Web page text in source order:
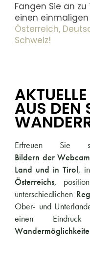
Fangen Sie an
einen einmaligen
Österreich,
Schweiz!
AUS DEN
Erfreuen
Bildern der
Land und in Tirol,
Österreichs,
unterschiedlichen
Ober- und
einen